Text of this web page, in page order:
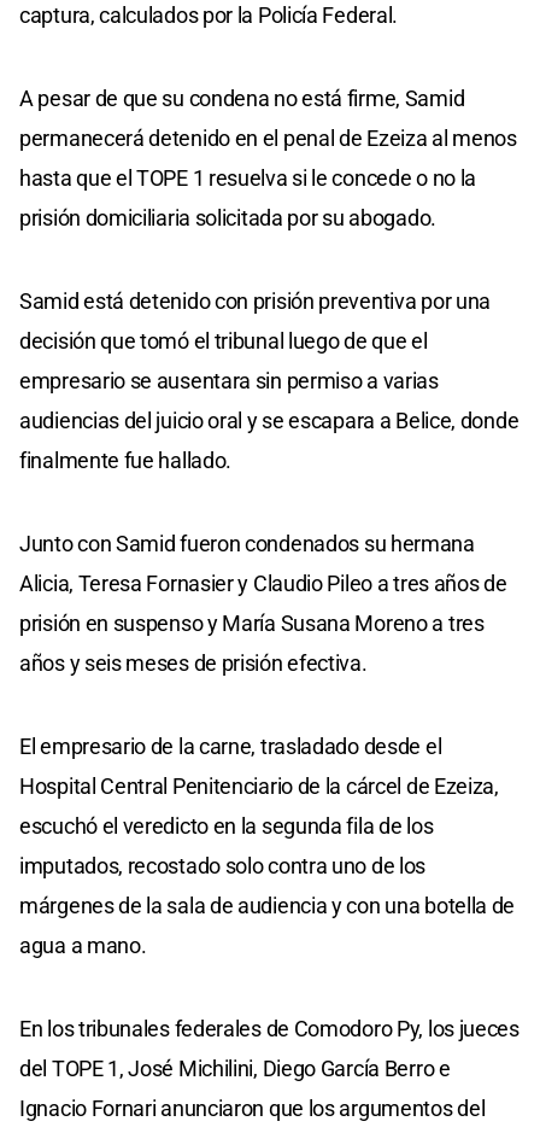
captura, calculados por la Policía Federal.
A pesar de que su condena no está firme, Samid
permanecerá detenido en el penal de Ezeiza al menos
hasta que el TOPE 1 resuelva si le concede o no la
prisión domiciliaria solicitada por su abogado.
Samid está detenido con prisión preventiva por una
decisión que tomó el tribunal luego de que el
empresario se ausentara sin permiso a varias
audiencias del juicio oral y se escapara a Belice, donde
finalmente fue hallado.
Junto con Samid fueron condenados su hermana
Alicia, Teresa Fornasier y Claudio Pileo a tres años de
prisión en suspenso y María Susana Moreno a tres
años y seis meses de prisión efectiva.
El empresario de la carne, trasladado desde el
Hospital Central Penitenciario de la cárcel de Ezeiza,
escuchó el veredicto en la segunda fila de los
imputados, recostado solo contra uno de los
márgenes de la sala de audiencia y con una botella de
agua a mano.
En los tribunales federales de Comodoro Py, los jueces
del TOPE 1, José Michilini, Diego García Berro e
Ignacio Fornari anunciaron que los argumentos del